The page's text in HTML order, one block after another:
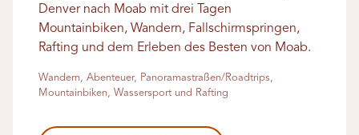
Denver nach Moab mit drei Tagen
Mountainbiken, Wandern, Fallschirmspringen,
Rafting und dem Erleben des Besten von Moab.
Wandern, Abenteuer, Panoramastraßen/Roadtrips,
Mountainbiken, Wassersport und Rafting